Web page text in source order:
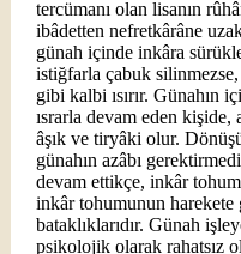
tercümanı olan lisanın
ibâdetten nefretkârâne
günah içinde inkâra
istiğfarla çabuk
gibi kalbi ısırır. Günahın
ısrarla devam eden kişide,
âşık ve tiryâki olur.
günahın azâbı
devam ettikçe, inkâr
inkâr tohumunun
bataklıklarıdır. Günah
psikolojik olarak rahatsız